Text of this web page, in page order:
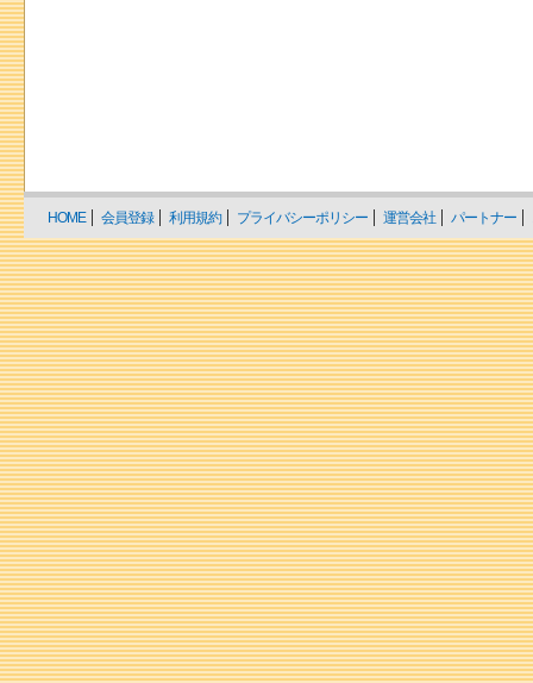
HOME 会員登録 利用規約 プライバシーポリシー 運営会社 パートナー